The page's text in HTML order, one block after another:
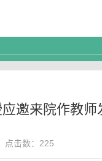
邀来院作教师
击数： 225